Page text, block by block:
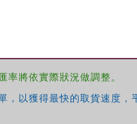
將依實際狀況做調整。
以獲得最快的取貨速度，